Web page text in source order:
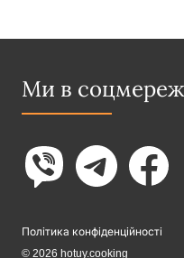
Ми в
Політика конфіденційності
© 2026 hotuy.cooking